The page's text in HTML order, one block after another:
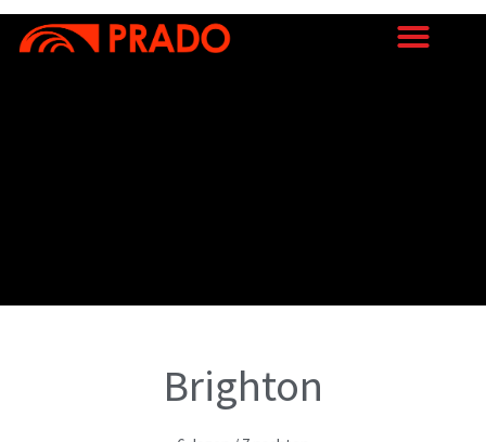
Ga
naar
Brighton